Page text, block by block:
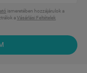
ismeretében hozzájárulok a
aVásárlási Feltételek